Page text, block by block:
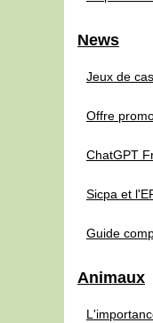
News
Jeux de
Offre
ChatGPT
Sicpa et
Guide
Animaux